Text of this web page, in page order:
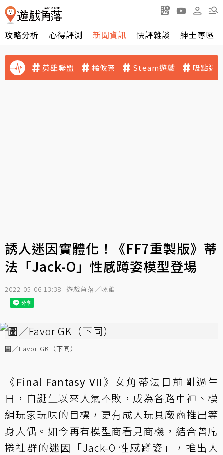
攻略分析 心得評測 新聞資訊 快評雜談 紳士專區
英雄聯盟 橘攸奈 Steam遊戲 吸點迷
誘人迷因實體化！《FF7重製版》蒂
法「Jack-O」性感蹲姿模型登場
2022-05-06 13:38 遊戲角落／啄雞
圖／Favor GK（下同）
《 Final Fantasy VII 》女角蒂法日前剛過生
日，自誕生以來人氣不敗，成為各路車神、模
組玩家玩味的目標，更有成人玩具廠商推出等
身人偶。如今再有模型商看見商機，結合曾席
捲社群的迷因 「Jack-O 性感蹲姿」，推出人